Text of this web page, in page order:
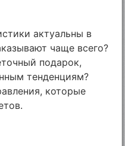
актуальны в
чаще всего?
подарок,
тенденциям?
которые